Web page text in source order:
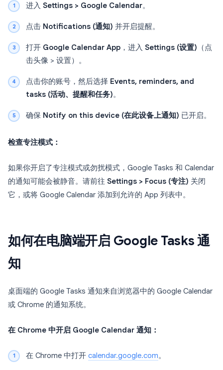
进入 Settings > Google Calendar。
点击 Notifications (通知) 并开启提醒。
打开 Google Calendar App ，进入 Settings (设置) （点
击头像 > 设置）。
点击你的账号，然后选择 Events, reminders, and
tasks (活动、提醒和任务)。
确保 Notify on this device (在此设备上通知) 已开启。
检查专注模式：
如果你开启了专注模式或勿扰模式，Google Tasks 和 Calendar
的通知可能会被静音。请前往 Settings > Focus (专注) 关闭
它，或将 Google Calendar 添加到允许的 App 列表中。
如何在电脑端开启 Google Tasks 通
知
桌面端的 Google Tasks 通知来自浏览器中的 Google Calendar
或 Chrome 的通知系统。
在 Chrome 中开启 Google Calendar 通知：
在 Chrome 中打开 calendar.google.com。